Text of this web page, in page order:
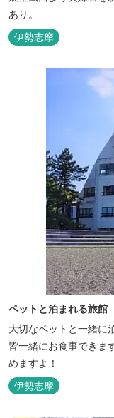
あり。
伊勢志摩
ペットと泊まれる旅
大切なペットと一緒に
皆一緒にお食事できま
めますよ！
伊勢志摩